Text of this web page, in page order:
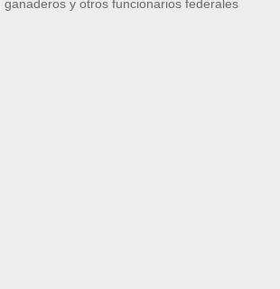
ganaderos y otros funcionarios federales